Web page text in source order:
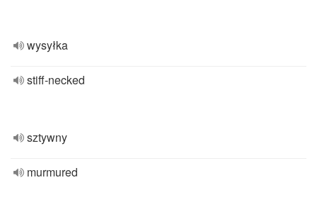
wysyłka
stiff-necked
sztywny
murmured